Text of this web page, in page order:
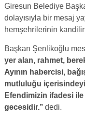
Giresun Belediye
dolayısıyla bir mesaj
hemşehrilerinin
Başkan Şenlikoğlu
yer alan, rahmet,
Ayının habercisi,
mutluluğu
Efendimizin ifadesi
gecesidir.’’dedi.